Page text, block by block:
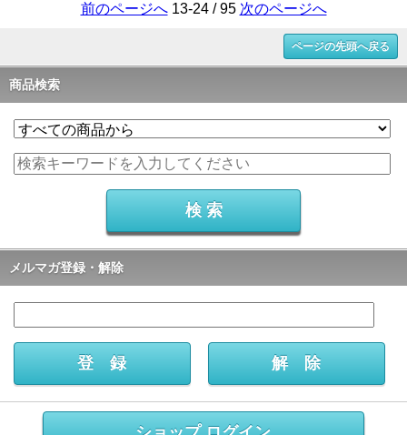
前のページへ13-24 / 95 次のページへ
ページの先頭へ戻る
商品検索
メルマガ登録・解除